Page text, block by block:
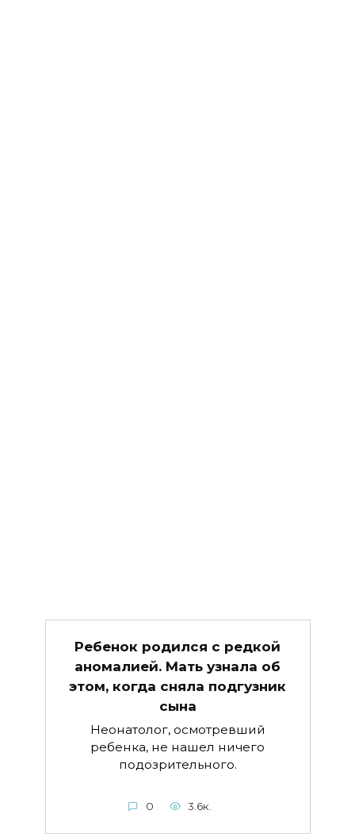
Ребенок родился с редкой
аномалией. Мать узнала об
этом, когда сняла подгузник
сына
Неонатолог, осмотревший
ребенка, не нашел ничего
подозрительного.
0 3.6к.